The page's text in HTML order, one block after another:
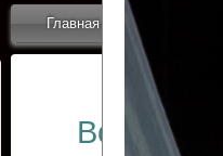
Главная
Все отчеты